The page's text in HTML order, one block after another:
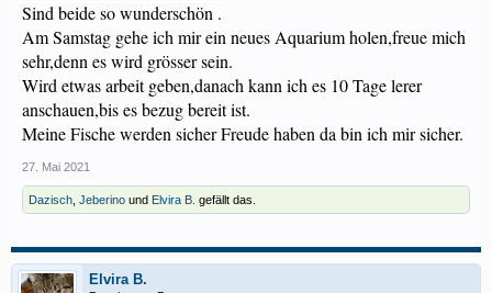
Sind beide so wunderschön .
Am Samstag gehe ich mir ein neues Aquarium holen,freue mich
sehr,denn es wird grösser sein.
Wird etwas arbeit geben,danach kann ich es 10 Tage lerer
anschauen,bis es bezug bereit ist.
Meine Fische werden sicher Freude haben da bin ich mir sicher.
27. Mai 2021
Dazisch Jeberino und Elvira B. gefällt das.
Elvira B.